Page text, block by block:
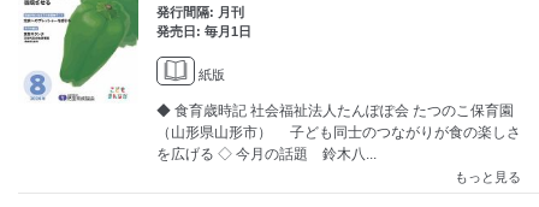
発行間隔: 月刊
発売日: 毎月1日
紙版
◆ 食育歳時記 社会福祉法人たんぽぽ会 たつのこ保育園
（山形県山形市） 子ども同士のつながりが食の楽しさ
を広げる ◇ 今月の話題 鈴木八...
もっと見る